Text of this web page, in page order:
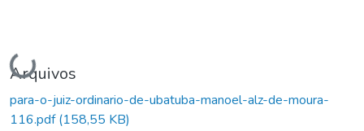
Carregando...
Arquivos
para-o-juiz-ordinario-de-ubatuba-manoel-alz-de-moura-
116.pdf(158,55 KB)